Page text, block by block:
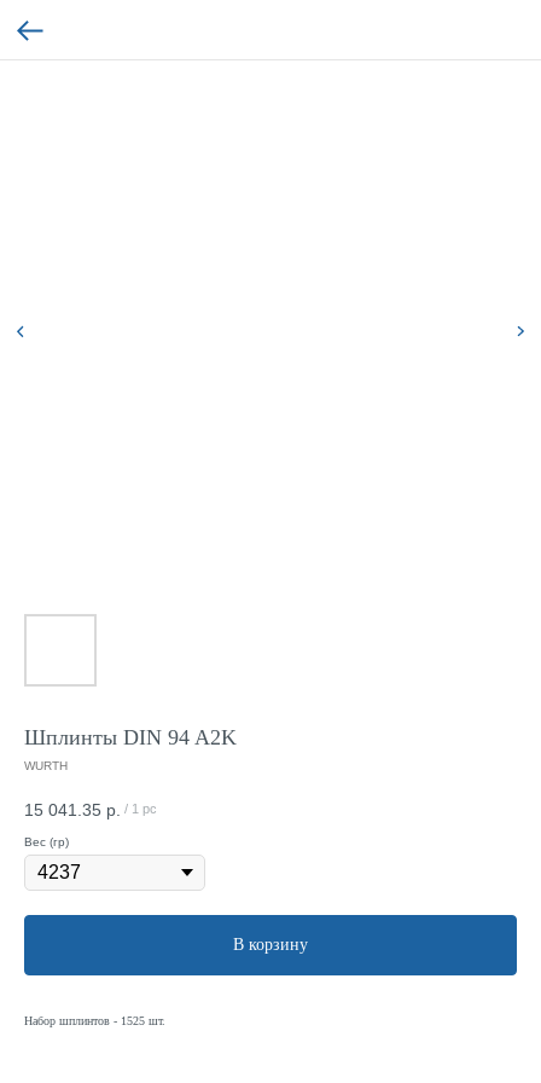
Шплинты DIN 94 A2K
WURTH
15 041.35 р. / 1 pc
Вес (гр)
В корзину
Набор шплинтов - 1525 шт.